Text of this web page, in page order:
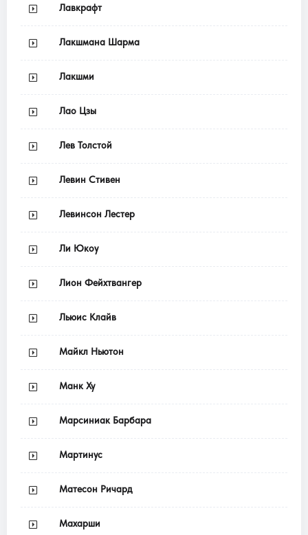
Лавкрафт
Лакшмана Шарма
Лакшми
Лао Цзы
Лев Толстой
Левин Стивен
Левинсон Лестер
Ли Юкоу
Лион Фейхтвангер
Льюис Клайв
Майкл Ньютон
Манк Ху
Марсиниак Барбара
Мартинус
Матесон Ричард
Махарши